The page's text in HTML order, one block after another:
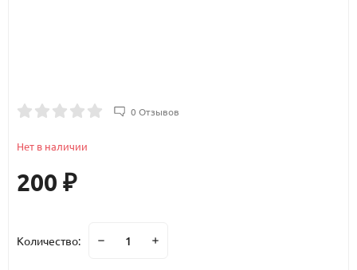
0 Отзывов
Нет в наличии
200 ₽
Количество: